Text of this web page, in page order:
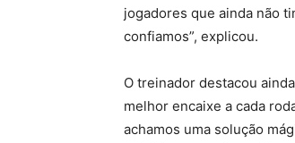
jogadores que ainda não
confiamos”, explicou.
O treinador destacou
melhor encaixe a cada
achamos uma solução